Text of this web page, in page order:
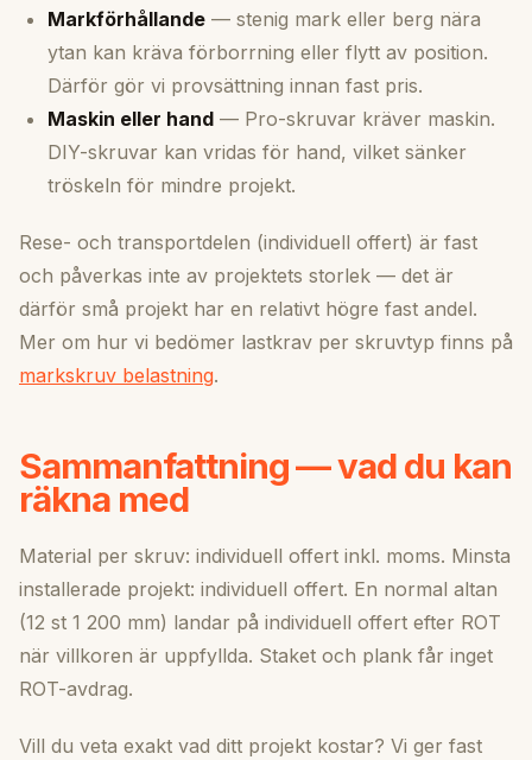
Markförhållande — stenig mark eller berg nära
ytan kan kräva förborrning eller flytt av position.
Därför gör vi provsättning innan fast pris.
Maskin eller hand — Pro-skruvar kräver maskin.
DIY-skruvar kan vridas för hand, vilket sänker
tröskeln för mindre projekt.
Rese- och transportdelen (individuell offert) är fast
och påverkas inte av projektets storlek — det är
därför små projekt har en relativt högre fast andel.
Mer om hur vi bedömer lastkrav per skruvtyp finns på
markskruv belastning.
Sammanfattning — vad du kan
räkna med
Material per skruv: individuell offert inkl. moms. Minsta
installerade projekt: individuell offert. En normal altan
(12 st 1 200 mm) landar på individuell offert efter ROT
när villkoren är uppfyllda. Staket och plank får inget
ROT-avdrag.
Vill du veta exakt vad ditt projekt kostar? Vi ger fast